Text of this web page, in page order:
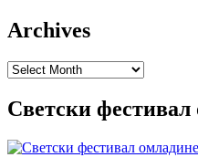
Archives
Archives
Светски фестивал